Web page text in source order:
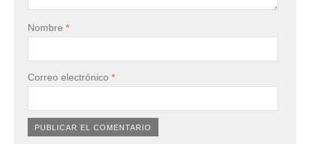
Nombre *
Correo electrónico *